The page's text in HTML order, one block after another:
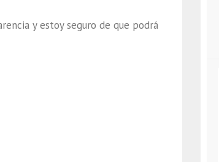
y estoy seguro de que podrá